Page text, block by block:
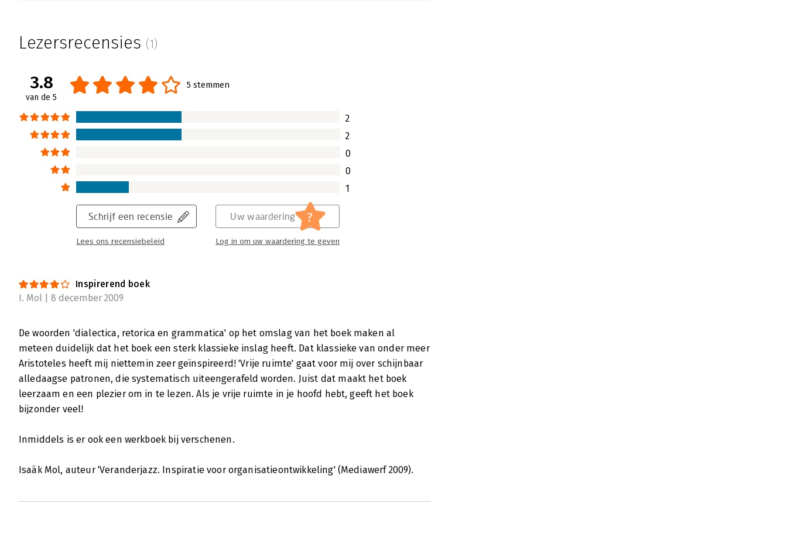
Lezersrecensies (1)
3.8
van de 5
5 stemmen
2
2
0
0
1
Schrijf een recensie
Lees ons recensiebeleid
Uw waardering ?
Log in om uw waardering te geven
Inspirerend boek
I. Mol | 8 december 2009
De woorden 'dialectica, retorica en grammatica' op het omslag van het boek maken al
meteen duidelijk dat het boek een sterk klassieke inslag heeft. Dat klassieke van onder meer
Aristoteles heeft mij niettemin zeer geïnspireerd! 'Vrije ruimte' gaat voor mij over schijnbaar
alledaagse patronen, die systematisch uiteengerafeld worden. Juist dat maakt het boek
leerzaam en een plezier om in te lezen. Als je vrije ruimte in je hoofd hebt, geeft het boek
bijzonder veel!
Inmiddels is er ook een werkboek bij verschenen.
Isaäk Mol, auteur 'Veranderjazz. Inspiratie voor organisatieontwikkeling' (Mediawerf 2009).